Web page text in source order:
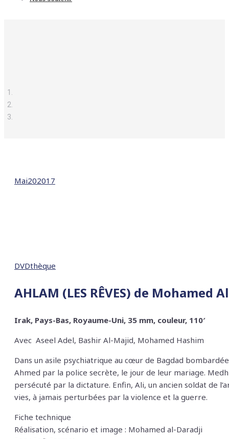
Mai202017
DVDthèque
AHLAM (LES RÊVES) de Mohamed
Irak, Pays-Bas, Royaume-Uni, 35 mm, couleur, 110′
Avec Aseel Adel, Bashir Al-Majid, Mohamed Hashim
Dans un asile psychiatrique au cœur de Bagdad
Ahmed par la police secrète, le jour de leur mariage.
persécuté par la dictature. Enfin, Ali, un ancien soldat de
vies, à jamais perturbées par la violence et la guerre.
Fiche technique
Réalisation, scénario et image : Mohamed al-Daradji